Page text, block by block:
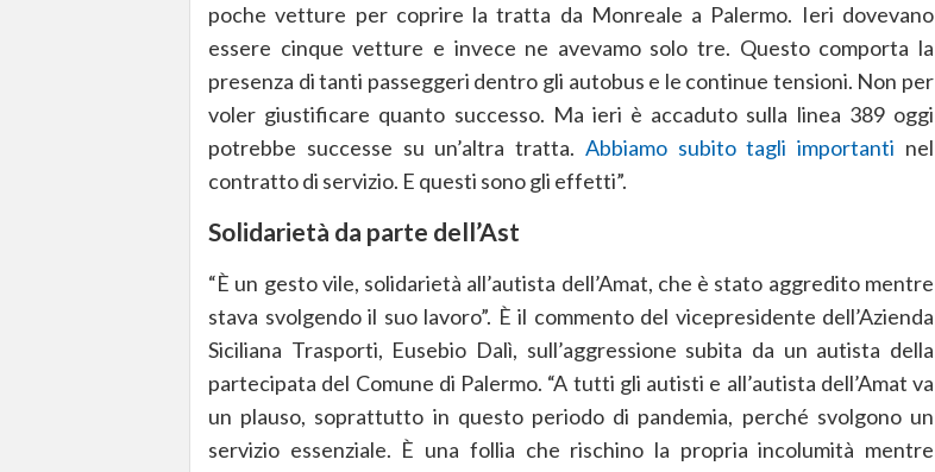
poche vetture per coprire la tratta da Monreale a Palermo. Ieri dovevano
essere cinque vetture e invece ne avevamo solo tre. Questo comporta la
presenza di tanti passeggeri dentro gli autobus e le continue tensioni. Non per
voler giustificare quanto successo. Ma ieri è accaduto sulla linea 389 oggi
potrebbe successe su un’altra tratta. Abbiamo subito tagli importanti nel
contratto di servizio. E questi sono gli effetti”.
Solidarietà da parte dell’Ast
“È un gesto vile, solidarietà all’autista dell’Amat, che è stato aggredito mentre
stava svolgendo il suo lavoro”. È il commento del vicepresidente dell’Azienda
Siciliana Trasporti, Eusebio Dalì, sull’aggressione subita da un autista della
partecipata del Comune di Palermo. “A tutti gli autisti e all’autista dell’Amat va
un plauso, soprattutto in questo periodo di pandemia, perché svolgono un
servizio essenziale. È una follia che rischino la propria incolumità mentre